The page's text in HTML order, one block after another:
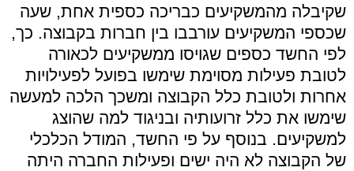
שקיבלה מהמשקיעים כבריכה כספית אחת, שעה
שכספי המשקיעים עורבבו בין חברות בקבוצה. כך,
לפי החשד כספים שגויסו ממשקיעים לכאורה
לטובת פעילות מסוימת שימשו בפועל לפעילויות
אחרות ולטובת כלל הקבוצה ומשכך הלכה למעשה
שימשו את כלל זרועותיה ובניגוד למה שהוצג
למשקיעים. בנוסף על פי החשד, המודל הכלכלי
של הקבוצה לא היה ישים ופעילות החברה היתה